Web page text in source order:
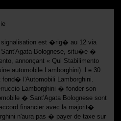
signalisation est �rig� au 12 via
Sant'Agata Bolognese, situ�e �
annonçant « Qui Stabilimento
automobile Lamborghini). Le 30
l'Automobili Lamborghini.
Lamborghini � fonder son
� Sant'Agata Bolognese sont
financier avec la majorit�
n'aura pas � payer de taxe sur